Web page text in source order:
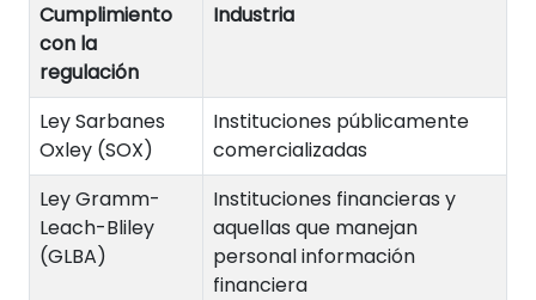
Cumplimiento
con la
regulación
Industria
Ley Sarbanes
Oxley (SOX)
Instituciones públicamente
comercializadas
Ley Gramm-
Leach-Bliley
(GLBA)
Instituciones financieras y
aquellas que manejan
personal información
financiera